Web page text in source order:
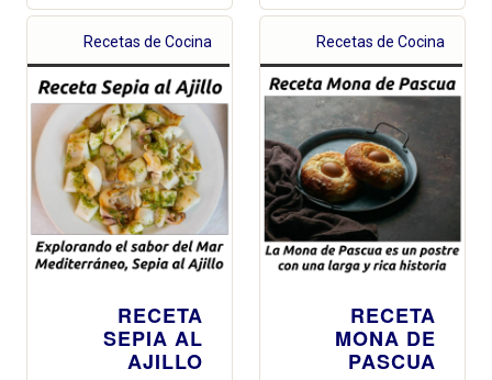
Recetas de Cocina
RECETA
SEPIA AL
AJILLO
Recetas de Cocina
RECETA
MONA DE
PASCUA